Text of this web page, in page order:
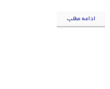
ادامه مطلب